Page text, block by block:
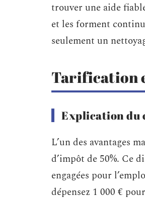
trouver une aide
et les forment
seulement un
Tarification
Explication du
L’un des avantages
d’impôt de 50%. Ce
engagées pour
dépensez 1 000 €